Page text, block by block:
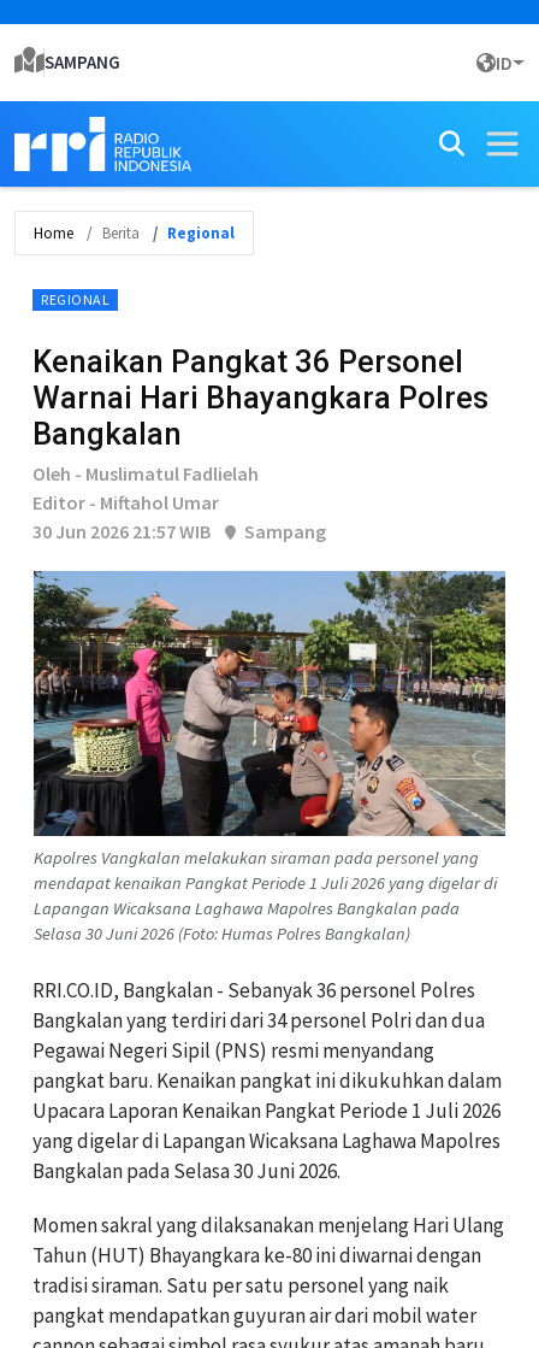
SAMPANG ID
Home Berita Regional
REGIONAL
Kenaikan Pangkat 36 Personel
Warnai Hari Bhayangkara Polres
Bangkalan
Oleh - Muslimatul Fadlielah
Editor - Miftahol Umar
30 Jun 2026 21:57 WIB
Sampang
Kapolres Vangkalan melakukan siraman pada personel yang
mendapat kenaikan Pangkat Periode 1 Juli 2026 yang digelar di
Lapangan Wicaksana Laghawa Mapolres Bangkalan pada
Selasa 30 Juni 2026 (Foto: Humas Polres Bangkalan)
RRI.CO.ID, Bangkalan - Sebanyak 36 personel Polres
Bangkalan yang terdiri dari 34 personel Polri dan dua
Pegawai Negeri Sipil (PNS) resmi menyandang
pangkat baru. Kenaikan pangkat ini dikukuhkan dalam
Upacara Laporan Kenaikan Pangkat Periode 1 Juli 2026
yang digelar di Lapangan Wicaksana Laghawa Mapolres
Bangkalan pada Selasa 30 Juni 2026.
Momen sakral yang dilaksanakan menjelang Hari Ulang
Tahun (HUT) Bhayangkara ke-80 ini diwarnai dengan
tradisi siraman. Satu per satu personel yang naik
pangkat mendapatkan guyuran air dari mobil water